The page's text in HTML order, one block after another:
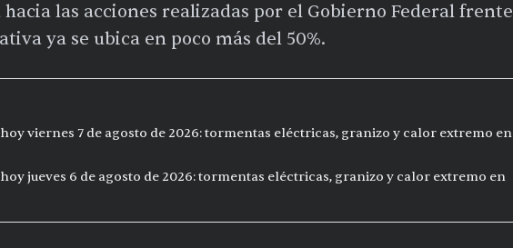
las acciones realizadas por el Gobierno Federal frente
ya se ubica en poco más del 50%.
viernes 7 de agosto de 2026: tormentas eléctricas, granizo y calor extremo en
jueves 6 de agosto de 2026: tormentas eléctricas, granizo y calor extremo en